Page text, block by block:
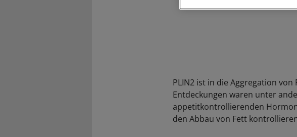
PLIN2 ist in die Aggregation
Entdeckungen waren unter
appetitkontrollierenden
den Abbau von Fett